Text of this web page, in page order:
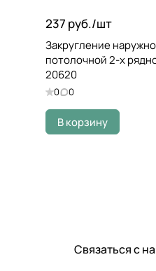
237 руб./шт
Закругление
потолочной 2-х
20620
0 0
В корзину
Связаться с